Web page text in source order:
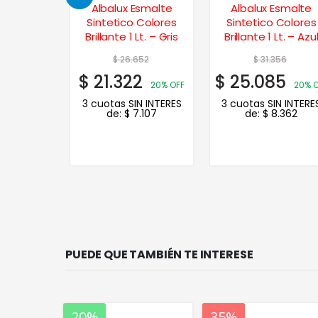
Albalux Esmalte
Sintetico Colores
Brillante 1 Lt. – Gris
$26.652
$ 21.322 20% OFF
3 cuotas SIN INTERES
de:$ 7.107
Albalux Esmalte
Sintetico Colores
Brillante 1 Lt. – Azul
$31.356
$ 25.085 20%
3 cuotas SIN
de:$ 8.362
PUEDE QUE TAMBIÉN TE INTERESE